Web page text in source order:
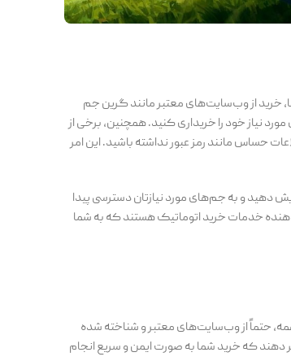
خرید از وب‌سایت‌های معتبر مانند گرین جم
نیاز خود را خریداری کنید. همچنین، برخی از
حساس مانند رمز عبور نداشته باشید. این امر
دهید و به جم‌های مورد نیازتان دسترسی پیدا
خدمات خرید اتوماتیک هستند که به شما
حتماً از وب‌سایت‌های معتبر و شناخته شده
دهند که خرید شما به صورت ایمن و سریع انجام